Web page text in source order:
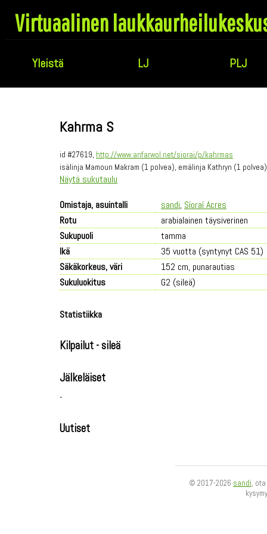
Virtuaalinen
Yleistä LJ PLJ
Kahrma S
id #27619, http://www.anfarwol.net/siorai/p/kahrmas
isälinja Mamoun Makram (1 polvea), emälinja Kathryn (1
Näytä sukutaulu
Omistaja, asuintalli sandi, Síoraí Acres
Rotu
arabialainen täysiverinen
Sukupuoli
tamma
Ikä
35 vuotta (syntynyt CAS 51)
Säkäkorkeus, väri
152 cm, punarautias
Sukuluokitus
G2 (sileä)
Statistiikka
Kilpailut - sileä
Jälkeläiset
-
Uutiset
© 2017-2026 sandi,